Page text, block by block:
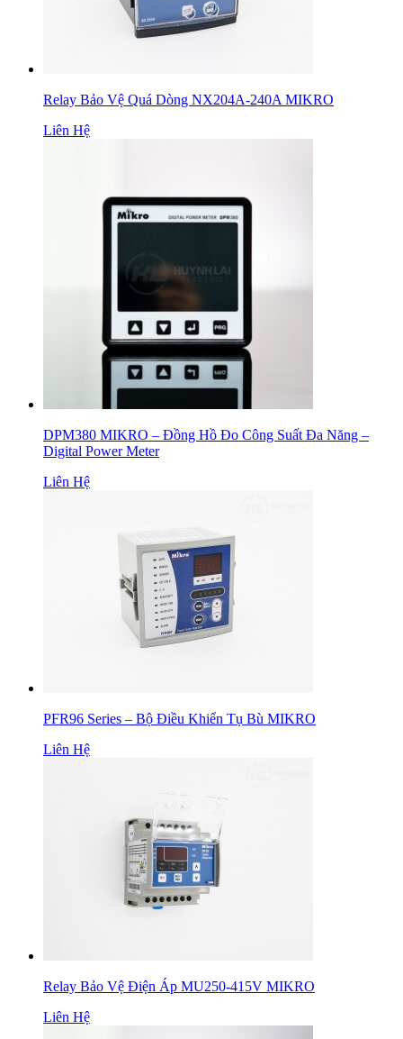
Relay Bảo Vệ Quá Dòng NX204A-240A MIKRO
Liên Hệ
DPM380 MIKRO – Đồng Hồ Đo Công Suất Đa Năng –
Digital Power Meter
Liên Hệ
PFR96 Series – Bộ Điều Khiển Tụ Bù MIKRO
Liên Hệ
Relay Bảo Vệ Điện Áp MU250-415V MIKRO
Liên Hệ